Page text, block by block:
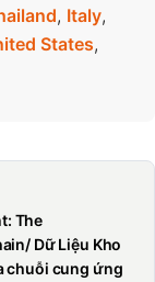
, Italy,
States,
The
Dữ Liệu Kho
chuỗi cung ứng